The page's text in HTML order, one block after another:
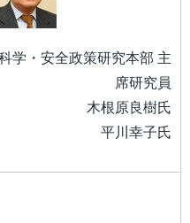
学・安全政策研究本部 主
席研究員
木根原良樹氏
平川幸子氏